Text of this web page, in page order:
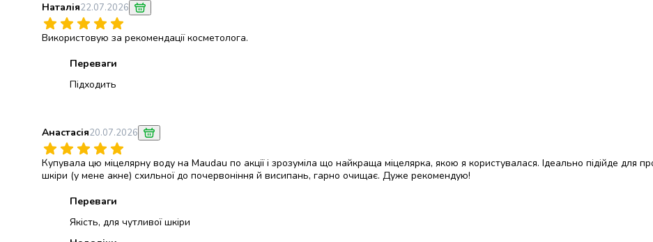
Перлова
крупа
Пшоно
Консервовані
Рибні
консервація
М'ясні
консерви
Фруктова
консервація
та
Наталія22.07.2026
Використовую за рекомендації косметолога.
Переваги
Підходить
Анастасія20.07.2026
Купувала цю міцелярну воду на Maudau по акції і зрозуміла що найкраща міцелярка, якою я користувалася. Ідеально підійде для
шкіри (у мене акне) схильної до почервоніння й висипань, гарно очищає. Дуже рекомендую!
Переваги
Якість, для чутливої шкіри